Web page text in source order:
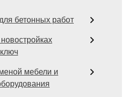
бетонных работ
мебели и